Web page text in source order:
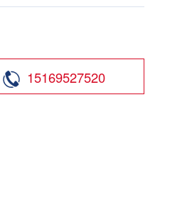
15169527520